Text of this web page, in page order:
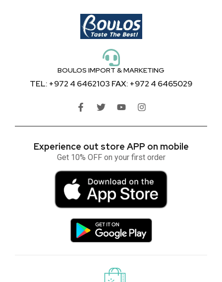
BOULOS IMPORT & MARKETING
TEL: +972 4 6462103 FAX: +972 4 6465029
Experience out store APP on mobile
Get 10% OFF on your first order